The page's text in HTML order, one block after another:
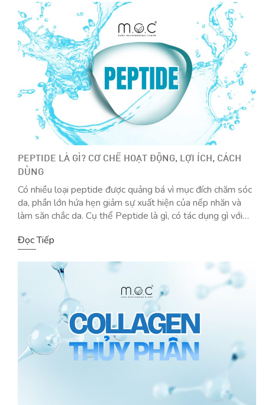
PEPTIDE LÀ GÌ? CƠ CHẾ HOẠT ĐỘNG, LỢI ÍCH, CÁCH
DÙNG
Có nhiều loại peptide được quảng bá vì mục đích chăm sóc
da, phần lớn hứa hẹn giảm sự xuất hiện của nếp nhăn và
làm săn chắc da. Cụ thể Peptide là gì, có tác dụng gì với
là các phân tử nhỏ […]
Đọc Tiếp